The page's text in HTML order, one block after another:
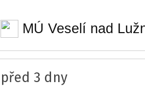
MÚ Veselí nad
před 3 dny